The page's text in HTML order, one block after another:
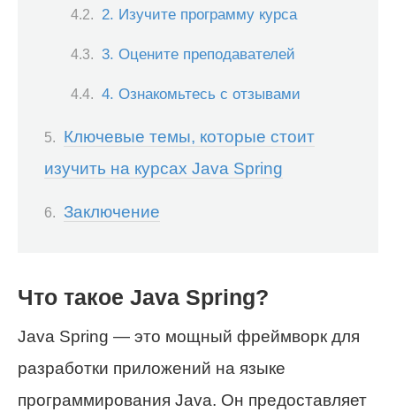
2. Изучите программу курса
3. Оцените преподавателей
4. Ознакомьтесь с отзывами
Ключевые темы, которые стоит
изучить на курсах Java Spring
Заключение
Что такое Java Spring?
Java Spring — это мощный фреймворк для
разработки приложений на языке
программирования Java. Он предоставляет